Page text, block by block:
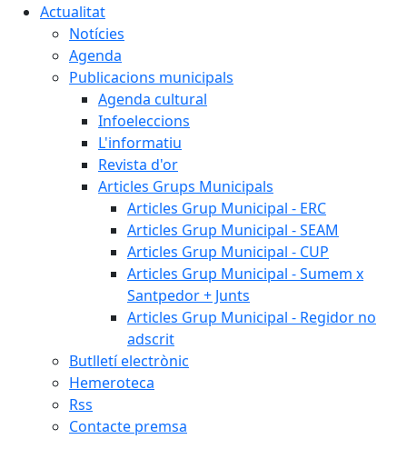
Actualitat
Notícies
Agenda
Publicacions municipals
Agenda cultural
Infoeleccions
L'informatiu
Revista d'or
Articles Grups Municipals
Articles Grup Municipal - ERC
Articles Grup Municipal - SEAM
Articles Grup Municipal - CUP
Articles Grup Municipal - Sumem x
Santpedor + Junts
Articles Grup Municipal - Regidor no
adscrit
Butlletí electrònic
Hemeroteca
Rss
Contacte premsa